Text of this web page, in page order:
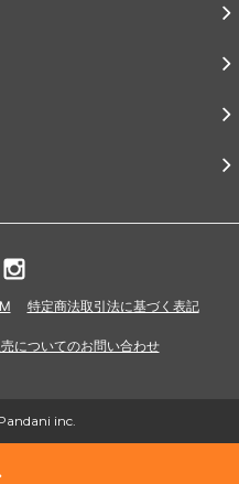
特定商法取引法に基づく表記
についてのお問い合わせ
inc.